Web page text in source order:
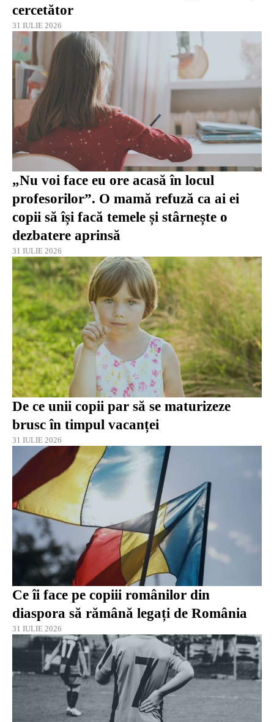
cercetător
31 IULIE 2026
„Nu voi face eu ore acasă în locul
profesorilor”. O mamă refuză ca ai ei
copii să își facă temele și stârnește o
dezbatere aprinsă
31 IULIE 2026
De ce unii copii par să se maturizeze
brusc în timpul vacanței
31 IULIE 2026
Ce îi face pe copiii românilor din
diaspora să rămână legați de România
31 IULIE 2026